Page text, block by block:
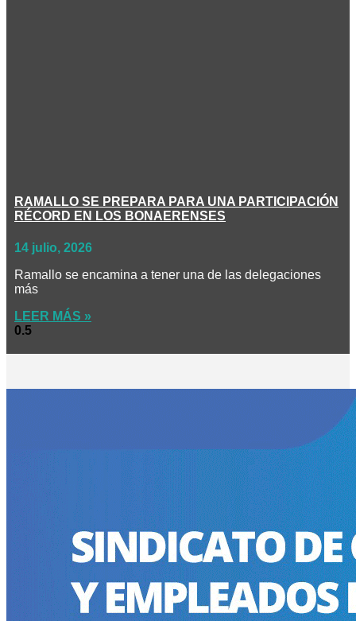
RAMALLO SE PREPARA PARA UNA PARTICIPACIÓN
RÉCORD EN LOS BONAERENSES
14 julio, 2026
Ramallo se encamina a tener una de las delegaciones
más
LEER MÁS »